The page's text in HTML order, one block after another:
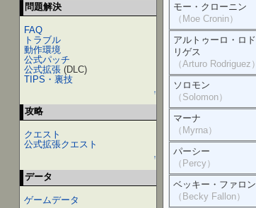
モー・クローニン
（Moe Cronin）
アルトゥーロ・ロド
リゲス
（Arturo Rodriguez）
ソロモン
（Solomon）
マーナ
（Myrna）
パーシー
（Percy）
ベッキー・ファロン
（Becky Fallon）
問題解決
FAQ
トラブル
動作環境
公式パッチ
公式拡張 (DLC)
TIPS・裏技
↑
攻略
クエスト
公式拡張クエスト
↑
データ
ゲームデータ